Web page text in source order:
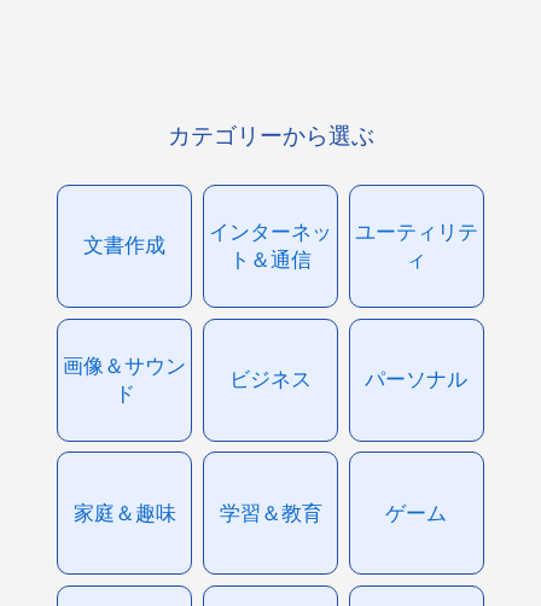
カテゴリーから選ぶ
文書作成
インターネッ
ト＆通信
ユーティリテ
ィ
画像＆サウン
ド
ビジネス パーソナル
家庭＆趣味 学習＆教育 ゲーム